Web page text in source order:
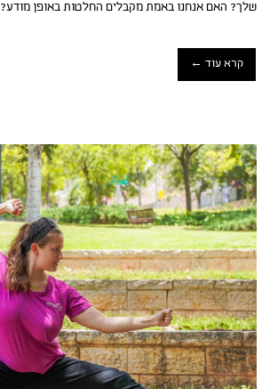
שלך? האם אנחנו באמת מקבלים החלטות באופן מודע?
קרא עוד ←